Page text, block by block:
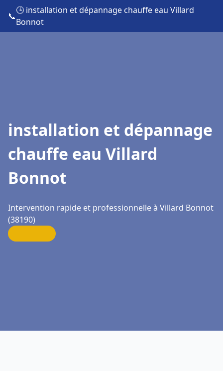
📞
🕒 installation et dépannage chauffe eau Villard
Bonnot
installation et dépannage
chauffe eau Villard
Bonnot
Intervention rapide et professionnelle à Villard Bonnot
(38190)